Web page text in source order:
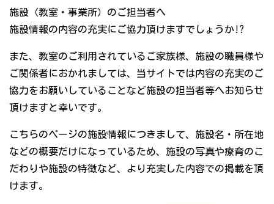
施設（教室・事業所）のご担当者へ
施設情報の内容の充実にご協力頂けますでしょうか!?
また、教室のご利用されているご家族様、施設の職員様や
ご関係者におかれましては、当サイトでは内容の充実のご
協力をお願いしていることなど施設の担当者等へお知らせ
頂けますと幸いです。
こちらのページの施設情報につきまして、施設名・所在地
などの概要だけになっているため、施設の写真や療育のこ
だわりや施設の特徴など、より充実した内容での掲載を頂
けます。